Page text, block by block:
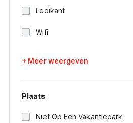
Ledikant
Wifi
+ Meer weergeven
Plaats
Niet Op Een Vakantiepark